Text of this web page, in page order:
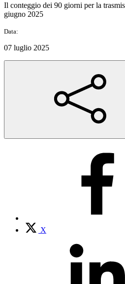
Il conteggio dei 90 giorni per la
giugno 2025
Data:
07 luglio 2025
X